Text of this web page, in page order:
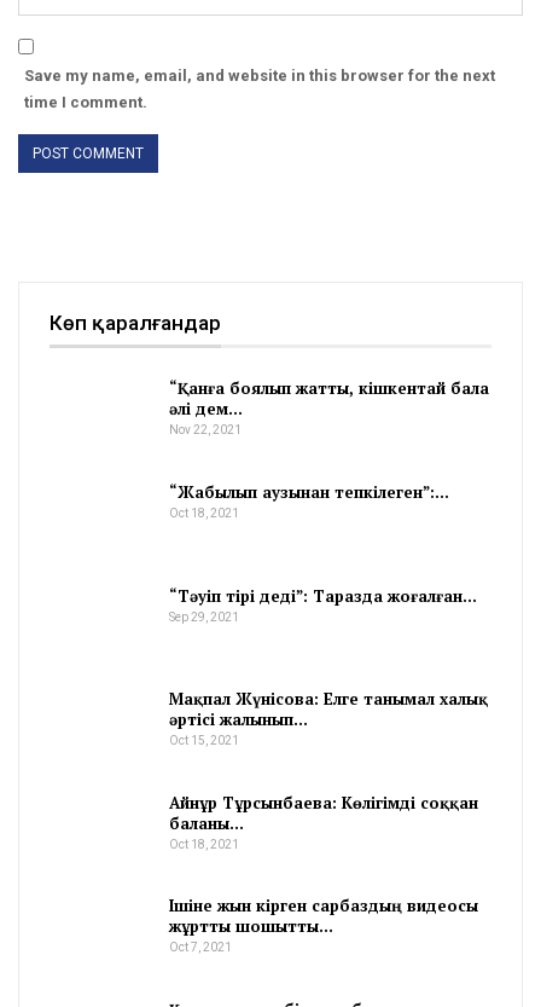
Save my name, email, and website in this browser for the next
time I comment.
Көп қаралғандар
“Қанға боялып жатты, кішкентай бала
әлі дем…
Nov 22, 2021
“Жабылып аузынан тепкілеген”:…
Oct 18, 2021
“Тәуіп тірі деді”: Таразда жоғалған…
Sep 29, 2021
Мақпал Жүнісова: Елге танымал халық
әртісі жалынып…
Oct 15, 2021
Айнұр Тұрсынбаева: Көлігімді соққан
баланы…
Oct 18, 2021
Ішіне жын кірген сарбаздың видеосы
жұртты шошытты…
Oct 7, 2021